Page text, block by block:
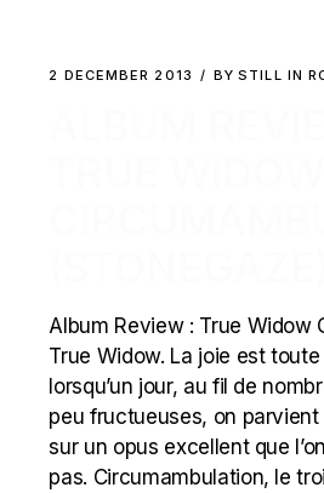
2 DECEMBER 2013 BY STILL IN
Album Review : True Widow
True Widow. La joie est
lorsqu’un jour, au fil de
peu fructueuses, on
sur un opus excellent que
pas. Circumambulation, le